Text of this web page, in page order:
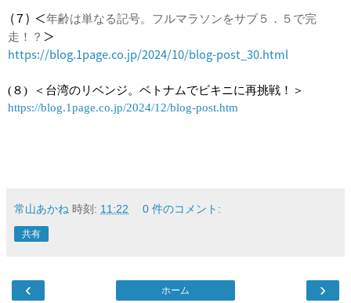
(７) ＜年齢は単なる記号。フルマラソンをサブ５．５で完
走！？ ＞
https://blog.1page.co.jp/2024/10/blog-post_30.html
(８) ＜ 台湾のリベンジ。ベトナムでビキニに再挑戦！＞
https://blog.1page.co.jp/2024/12/blog-post.htm
常山あかね 時刻: 11:22 0 件のコメント:
共有
‹ ›
ホーム